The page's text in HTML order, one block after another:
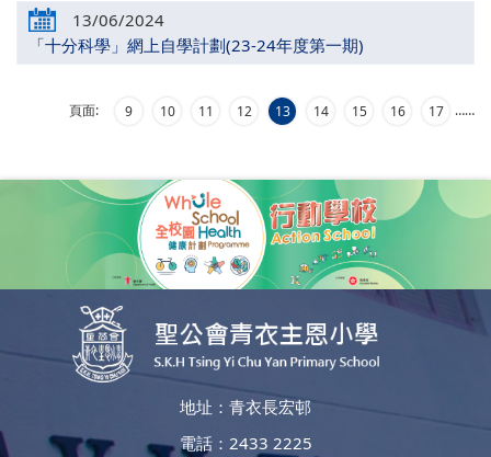
13/06/2024
「十分科學」網上自學計劃(23-24年度第一期)
頁面: …
9 10 11 12 13 14 15 16 17 …
地址：青衣長宏邨
電話：2433 2225